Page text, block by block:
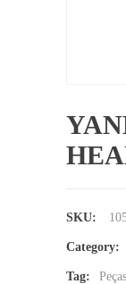
SKU:
Category:
Tag: